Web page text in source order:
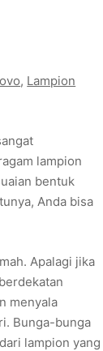
, Lampion
lampion
bentuk
Anda bisa
Apalagi jika
menyala
Bunga-bunga
lampion yang